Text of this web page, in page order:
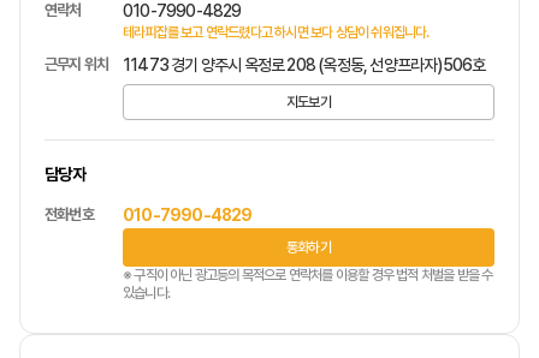
연락처 010-7990-4829
테라피잡를 보고 연락드렸다고 하시면 보다 상담이 쉬워집니다.
근무지 위치 11473 경기 양주시 옥정로 208 (옥정동, 선양프라자)506호
지도보기
담당자
전화번호 010-7990-4829
통화하기
※ 구직이 아닌 광고등의 목적으로 연락처를 이용할 경우 법적 처벌을 받을 수
있습니다.